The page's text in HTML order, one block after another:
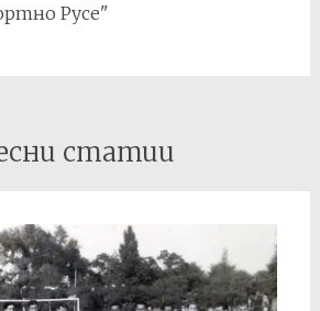
Русе"
статии